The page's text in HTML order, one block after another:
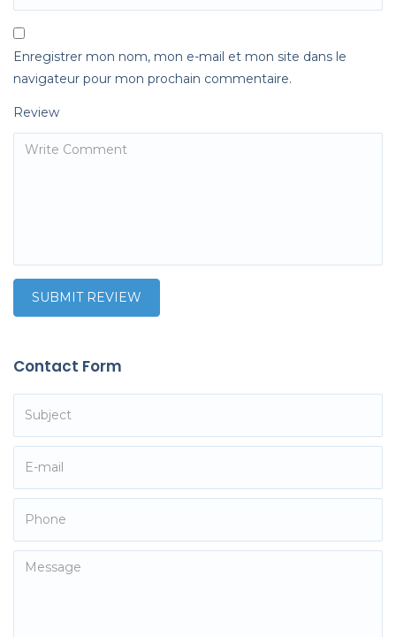
Enregistrer mon nom, mon e-mail et mon site dans le
navigateur pour mon prochain commentaire.
Review
Contact Form